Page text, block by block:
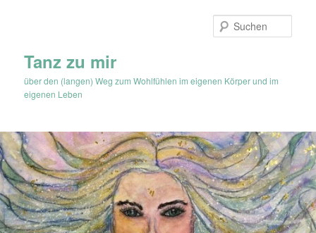
Tanz zu mir
über den (langen) Weg zum Wohlfühlen im eigenen Körper und im
eigenen Leben